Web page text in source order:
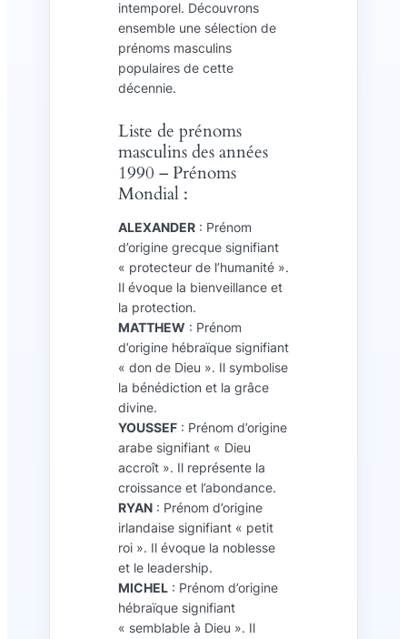
intemporel. Découvrons
ensemble une sélection de
prénoms masculins
populaires de cette
décennie.
Liste de prénoms
masculins des années
1990 – Prénoms
Mondial :
ALEXANDER: Prénom
d’origine grecque signifiant
« protecteur de l’humanité ».
Il évoque la bienveillance et
la protection.
MATTHEW : Prénom
d’origine hébraïque signifiant
« don de Dieu ». Il symbolise
la bénédiction et la grâce
divine.
YOUSSEF: Prénom d’origine
arabe signifiant « Dieu
accroît ». Il représente la
croissance et l’abondance.
RYAN: Prénom d’origine
irlandaise signifiant « petit
roi ». Il évoque la noblesse
et le leadership.
MICHEL: Prénom d’origine
hébraïque signifiant
« semblable à Dieu ». Il